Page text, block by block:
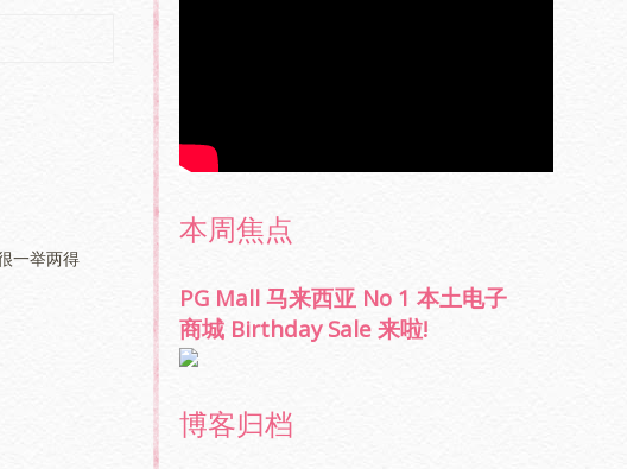
一举两得
本周焦点
PG Mall 马来西亚 No 1 本土电子
商城 Birthday Sale 来啦!
博客归档